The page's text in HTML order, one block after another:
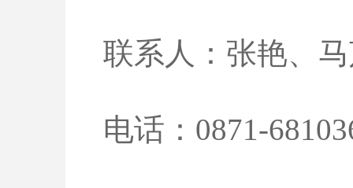
联系人：张艳、
电话：0871-